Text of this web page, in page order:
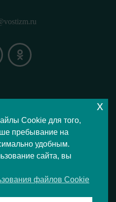
73364 от 24.07.2018 г.
округа Восточное Измайлово.
д. 50. т. +74994636209
Cookie для того,
пребывание на
удобным.
сайта, вы
файлов Cookie
x